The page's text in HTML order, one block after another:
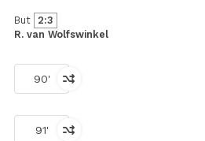
But 2:3
R. van Wolfswinkel
90'
91'